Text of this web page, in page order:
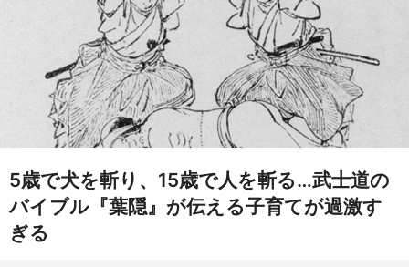
5歳で犬を斬り、15歳で人を斬る…武士道の
バイブル『葉隠』が伝える子育てが過激す
ぎる